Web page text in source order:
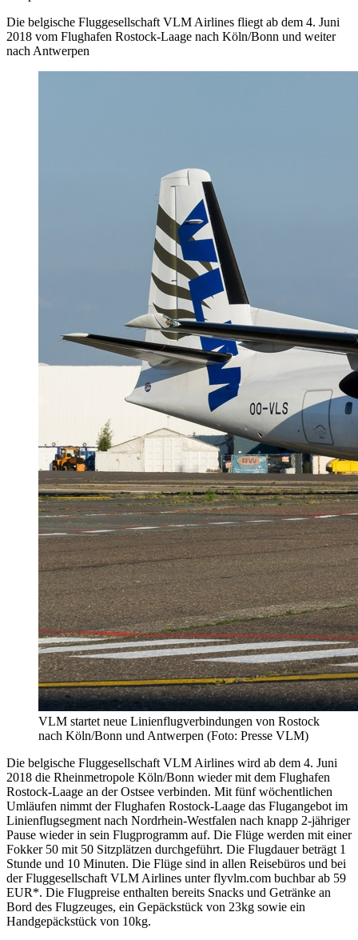
Die belgische Fluggesellschaft VLM Airlines fliegt ab dem 4. Juni
2018 vom Flughafen Rostock-Laage nach Köln/Bonn und weiter
nach Antwerpen
VLM startet neue Linienflugverbindungen von Rostock
nach Köln/Bonn und Antwerpen (Foto: Presse VLM)
Die belgische Fluggesellschaft VLM Airlines wird ab dem 4. Juni
2018 die Rheinmetropole Köln/Bonn wieder mit dem Flughafen
Rostock-Laage an der Ostsee verbinden. Mit fünf wöchentlichen
Umläufen nimmt der Flughafen Rostock-Laage das Flugangebot im
Linienflugsegment nach Nordrhein-Westfalen nach knapp 2-jähriger
Pause wieder in sein Flugprogramm auf. Die Flüge werden mit einer
Fokker 50 mit 50 Sitzplätzen durchgeführt. Die Flugdauer beträgt 1
Stunde und 10 Minuten. Die Flüge sind in allen Reisebüros und bei
der Fluggesellschaft VLM Airlines unter flyvlm.com buchbar ab 59
EUR*. Die Flugpreise enthalten bereits Snacks und Getränke an
Bord des Flugzeuges, ein Gepäckstück von 23kg sowie ein
Handgepäckstück von 10kg.